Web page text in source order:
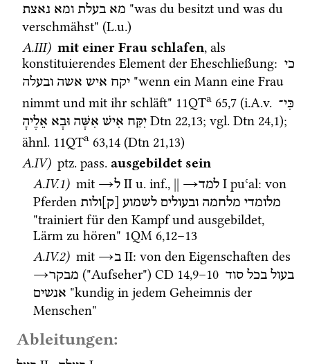
מא בעלת ומא נאצת
"was du besitzt und was du
verschmähst" (L.u.)
A.III) mit einer Frau schlafen, als
konstituierendes Element der Eheschließung: כי
יקח איש אשה ובעלה
"wenn ein Mann eine Frau
nimmt und mit ihr schläft" 11QTa 65,7 (i.A.v. כִּי־
יִקַּח אִישׁ אִשָּׁה וּבָא אֵלֶיהָ Dtn 22,13; vgl. Dtn 24,1
ähnl. 11QTa 63,14 (Dtn 21,13)
A.IV) ptz. pass. ausgebildet sein
A.IV.1) mit →ל ‎ II u. inf., || →למד ‎ I puʿal: von
Pferden
מלומדי מלחמה ובעולים לשמוע [ק]ולות
"trainiert für den Kampf und ausgebildet,
Lärm zu hören" 1QM 6,12–13
A.IV.2) mit →ב ‎ II
→מבקר ("Aufseher") CD 14,9–10 בעול בכל סוד
אנשים "kundig in jedem Geheimnis der
Menschen"
Ableitungen: